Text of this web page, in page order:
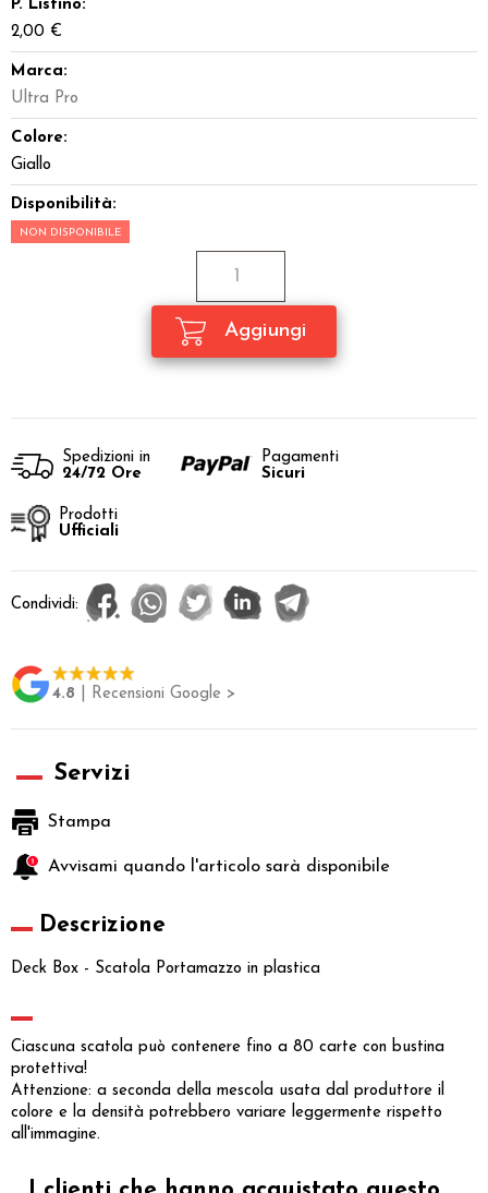
P. Listino:
2,00 €
Marca:
Ultra Pro
Colore:
Giallo
Disponibilità:
NON DISPONIBILE
Spedizioni in
24/72 Ore
Pagamenti
Sicuri
Prodotti
Ufficiali
Condividi:
4.8 | Recensioni Google >
Servizi
Stampa
Avvisami quando l'articolo sarà disponibile
Descrizione
Deck Box - Scatola Portamazzo in plastica
Ciascuna scatola può contenere fino a 80 carte con bustina
protettiva!
Attenzione: a seconda della mescola usata dal produttore il
colore e la densità potrebbero variare leggermente rispetto
all'immagine.